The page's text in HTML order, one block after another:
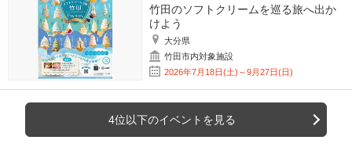
竹田のソフトクリームを巡る旅へ出か
けよう
大分県
竹田市内対象施設
2026年7月18日(土)～9月27日(日)
4位以下のイベントを見る